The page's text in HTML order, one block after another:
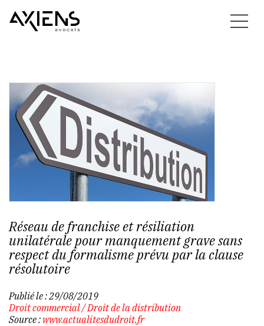
Réseau de franchise et résiliation
unilatérale pour manquement grave sans
respect du formalisme prévu par la clause
résolutoire
Publié le :29/08/2019
Droit commercial/Droit de la distribution
Source : www.actualitesdudroit.fr